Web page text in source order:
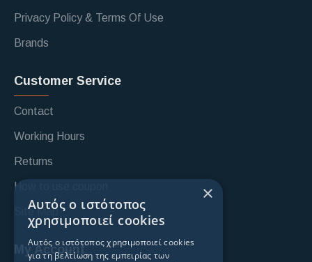
Privacy Policy & Terms Of Use
Brands
Customer Service
Contact
Working Hours
Returns
How to use coupon
Site Map
My Account
×
Αυτός ο ιστότοπος
χρησιμοποιεί cookies
Αυτός ο ιστότοπος χρησιμοποιεί cookies
για τη βελτίωση της εμπειρίας των